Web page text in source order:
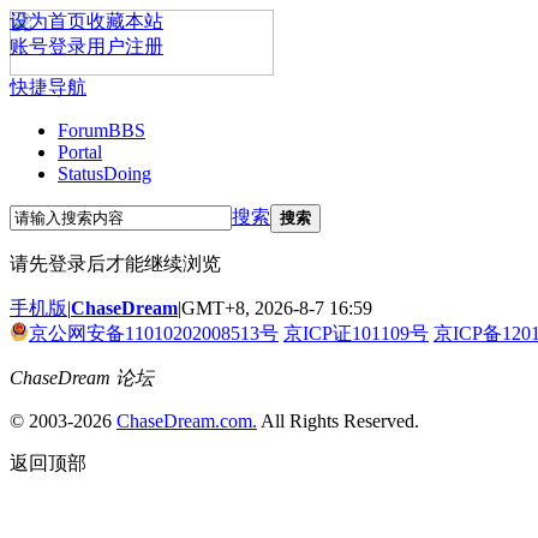
设为首页收藏本站
账号登录用户注册
快捷导航
ForumBBS
Portal
StatusDoing
搜索 搜索
请先登录后才能继续浏览
手机版|ChaseDream|GMT+8, 2026-8-7 16:59
京公网安备11010202008513号 京ICP证101109号 京ICP备
ChaseDream 论坛
© 2003-2026 ChaseDream.com. All Rights Reserved.
返回顶部